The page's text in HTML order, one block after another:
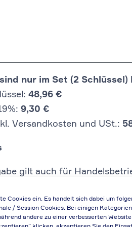
Cookies ein. Es handelt sich dabei um
/ Session Cookies. Bei einigen
andere zu einer verbesserten Website
nur im Set (2
48,96 €
9,30 €
Versandkosten und USt.:
gilt auch für
können Sie uns über die
USt-IdNr und